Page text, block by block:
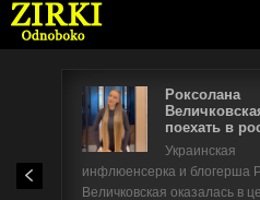
Роксолана
поехать в
Украинская
инфлюенсерка и блогерша
Величковская оказалась в